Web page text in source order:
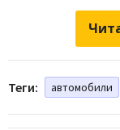
Теги: автомобили